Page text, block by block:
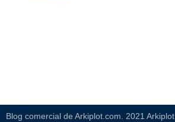
Blog comercial de Arkiplot.com. 2021